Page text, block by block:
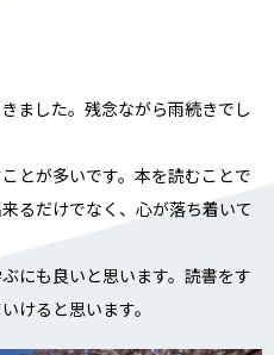
ました。残念ながら雨続きでし
とが多いです。本を読むことで
るだけでなく、心が落ち着いて
にも良いと思います。読書をす
けると思います。